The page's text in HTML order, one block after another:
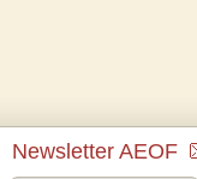
Newsletter AEOF